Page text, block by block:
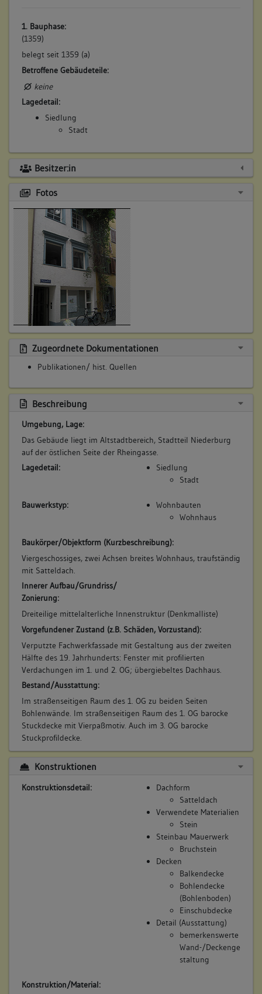
1. Bauphase:
(1359)
belegt seit 1359 (a)
Betroffene Gebäudeteile:
keine
Lagedetail:
Siedlung
Stadt
Besitzer:in
Fotos
Zugeordnete Dokumentationen
Publikationen/ hist. Quellen
Beschreibung
Umgebung, Lage:
Das Gebäude liegt im Altstadtbereich, Stadtteil Niederburg
auf der östlichen Seite der Rheingasse.
Lagedetail:
Siedlung
Stadt
Bauwerkstyp:
Wohnbauten
Wohnhaus
Baukörper/Objektform (Kurzbeschreibung):
Viergeschossiges, zwei Achsen breites Wohnhaus, traufständig
mit Satteldach.
Innerer Aufbau/Grundriss/
Zonierung:
Dreiteilige mittelalterliche Innenstruktur (Denkmalliste)
Vorgefundener Zustand (z.B. Schäden, Vorzustand):
Verputzte Fachwerkfassade mit Gestaltung aus der zweiten
Hälfte des 19. Jahrhunderts: Fenster mit profilierten
Verdachungen im 1. und 2. OG; übergiebeltes Dachhaus.
Bestand/Ausstattung:
Im straßenseitigen Raum des 1. OG zu beiden Seiten
Bohlenwände. Im straßenseitigen Raum des 1. OG barocke
Stuckdecke mit Vierpaßmotiv. Auch im 3. OG barocke
Stuckprofildecke.
Konstruktionen
Konstruktionsdetail:
Dachform
Satteldach
Verwendete Materialien
Stein
Steinbau Mauerwerk
Bruchstein
Decken
Balkendecke
Bohlendecke
(Bohlenboden)
Einschubdecke
Detail (Ausstattung)
bemerkenswerte
Wand-/Deckenge
staltung
Konstruktion/Material: